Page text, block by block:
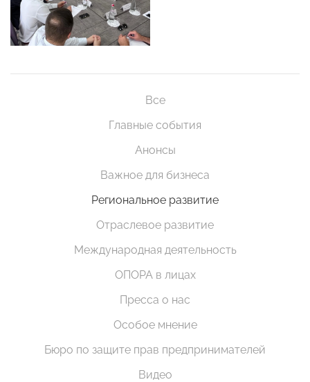
Все
Главные события
Анонсы
Важное для бизнеса
Региональное развитие
Отраслевое развитие
Международная деятельность
ОПОРА в лицах
Пресса о нас
Особое мнение
Бюро по защите прав предпринимателей
Видео